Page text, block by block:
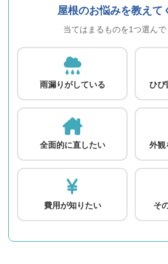
屋根のお悩みを教えて
当てはまるものを1つ選ん
雨漏りがしている ひび
全面的に直したい 外観
費用が知りたい そ